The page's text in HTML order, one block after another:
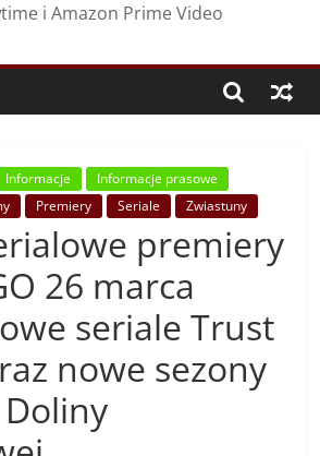
i Amazon Prime Video
Informacje
Informacje prasowe
Premiery Seriale Zwiastuny
premiery
26 marca
seriale Trust
nowe sezony